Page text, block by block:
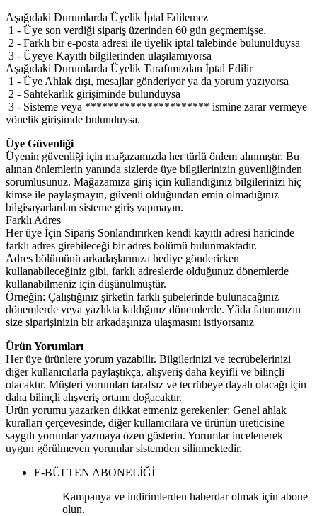
Aşağıdaki Durumlarda Üyelik İptal Edilemez
1 - Üye son verdiği sipariş üzerinden 60 gün geçmemişse.
2 - Farklı bir e-posta adresi ile üyelik iptal talebinde bulunulduysa
3 - Üyeye Kayıtlı bilgilerinden ulaşılamıyorsa
Aşağıdaki Durumlarda Üyelik Tarafımızdan İptal Edilir
1 - Üye Ahlak dışı, mesajlar gönderiyor ya da yorum yazıyorsa
2 - Sahtekarlık girişiminde bulunduysa
3 - Sisteme veya ********************** ismine zarar vermeye
yönelik girişimde bulunduysa.
Üye Güvenliği
Üyenin güvenliği için mağazamızda her türlü önlem alınmıştır. Bu
alınan önlemlerin yanında sizlerde üye bilgilerinizin güvenliğinden
sorumlusunuz. Mağazamıza giriş için kullandığınız bilgilerinizi hiç
kimse ile paylaşmayın, güvenli olduğundan emin olmadığınız
bilgisayarlardan sisteme giriş yapmayın.
Farklı Adres
Her üye İçin Sipariş Sonlandırırken kendi kayıtlı adresi haricinde
farklı adres girebileceği bir adres bölümü bulunmaktadır.
Adres bölümünü arkadaşlarınıza hediye gönderirken
kullanabileceğiniz gibi, farklı adreslerde olduğunuz dönemlerde
kullanabilmeniz için düşünülmüştür.
Örneğin: Çalıştığınız şirketin farklı şubelerinde bulunacağınız
dönemlerde veya yazlıkta kaldığınız dönemlerde. Yâda faturanızın
size siparişinizin bir arkadaşınıza ulaşmasını istiyorsanız
Ürün Yorumları
Her üye ürünlere yorum yazabilir. Bilgilerinizi ve tecrübelerinizi
diğer kullanıcılarla paylaştıkça, alışveriş daha keyifli ve bilinçli
olacaktır. Müşteri yorumları tarafsız ve tecrübeye dayalı olacağı için
daha bilinçli alışveriş ortamı doğacaktır.
Ürün yorumu yazarken dikkat etmeniz gerekenler: Genel ahlak
kuralları çerçevesinde, diğer kullanıcılara ve ürünün üreticisine
saygılı yorumlar yazmaya özen gösterin. Yorumlar incelenerek
uygun görülmeyen yorumlar sistemden silinmektedir.
E-BÜLTEN ABONELİĞİ
Kampanya ve indirimlerden haberdar olmak için abone
olun.